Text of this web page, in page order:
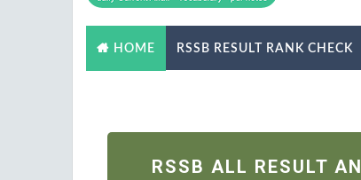
HOME RSSB RESULT RANK CHECK
RSSB ALL RESULT